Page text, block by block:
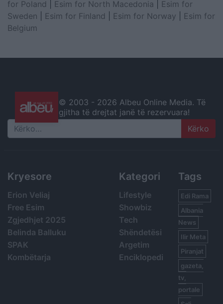
for Poland
Esim for North Macedonia
Esim for
Sweden
Esim for Finland Esim for Norway
Esim for
Belgium
© 2003 - 2026 Albeu Online Media. Të
gjitha të drejtat janë të rezervuara!
Search
Kryesore
Erion Veliaj
Free Esim
Zgjedhjet 2025
Belinda Balluku
SPAK
Kombëtarja
Kategori
Lifestyle
Showbiz
Tech
Shëndetësi
Argetim
Enciklopedi
Tags
Edi Rama
Albania
News
Ilir Meta
Piranjat
gazeta,
tv,
portale